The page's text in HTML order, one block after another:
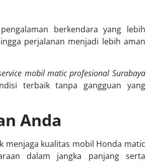
berkendara yang lebih
perjalanan menjadi lebih aman
mobil matic profesional Surabaya
terbaik tanpa gangguan yang
Anda
menjaga kualitas mobil Honda matic
dalam jangka panjang serta